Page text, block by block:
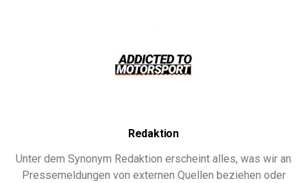
Redaktion
Unter dem Synonym Redaktion erscheint alles, was wir an
Pressemeldungen von externen Quellen beziehen oder